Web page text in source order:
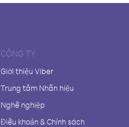
CÔNG TY
Giới thiệu Viber
Trung tâm Nhãn hiệu
Nghề nghiệp
Điều khoản & Chính sách